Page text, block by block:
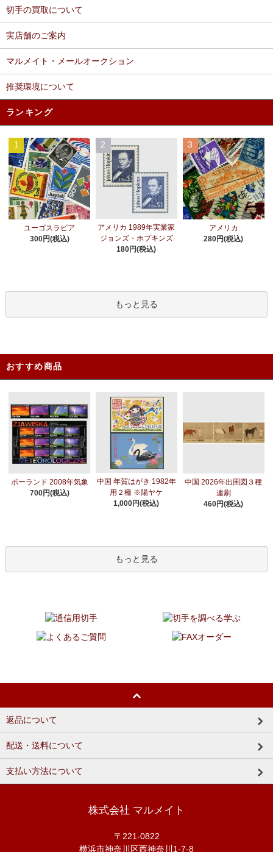
切手の買取について
実店舗のご案内
マルメイト・メールオークション
推奨環境について
ランキング
1
ユーゴスラビア
300円(税込)
2
アメリカ 1989年実業家
ジョンズ・ホプキンズ
180円(税込)
3
アメリカ
280円(税込)
もっと見る
おすすめ商品
ポーランド 2008年気象
700円(税込)
中国 年賀はがき 1982年
用２種 ※陽ヤケ
1,000円(税込)
中国 2026年出圉図３種
連刷
460円(税込)
もっと見る
返品について
配送・送料について
支払い方法について
株式会社 マルメイト
〒221-0822
横浜市神奈川区西神奈川1-7-8